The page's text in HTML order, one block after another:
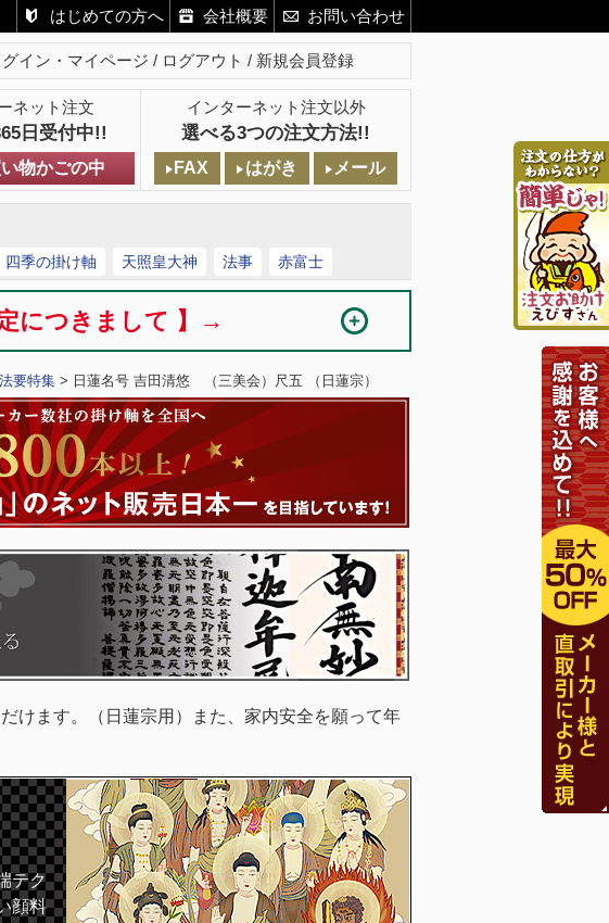
はじめての方へ 会社概要 お問い合わせ
グイン・マイページ ログアウト 新規会員登録
ネット注文
日受付中!!
インターネット注文以外
選べる3つの注文方法!!
物かごの中 FAX はがき メール
四季の掛け軸 天照皇大神 法事 赤富士
定につきまして 】→
要特集 > 日蓮名号 吉田清悠 （三美会）尺五 （日蓮宗）
けます。（日蓮宗用）また、家内安全を願って年
テク
顔料